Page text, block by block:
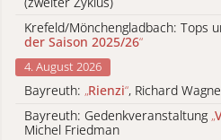
Krefeld/Mönchengladbach: Tops
der Saison 2025/26“
4. August 2026
Bayreuth: „Rienzi“, Richard
Bayreuth: Gedenkveranstaltung „
Michel Friedman